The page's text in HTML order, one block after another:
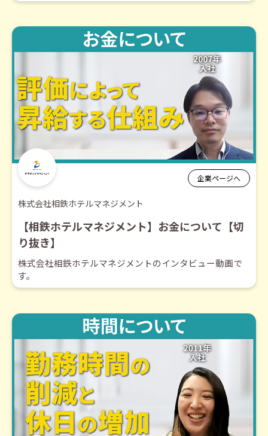
企業ページへ
株式会社相鉄ホテルマネジメント
【相鉄ホテルマネジメント】お金について【切
り抜き】
株式会社相鉄ホテルマネジメントのインタビュー動画で
す。